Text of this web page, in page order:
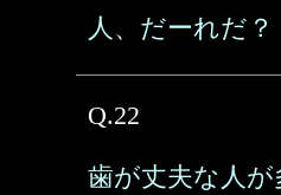
人、だーれだ？
Q.22
歯が丈夫な人が